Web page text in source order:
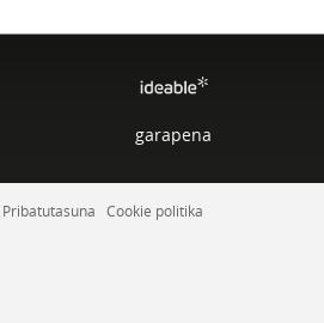
garapena
Pribatutasuna Cookie politika